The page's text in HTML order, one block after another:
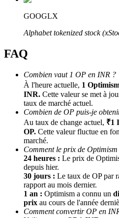
Parrainage
Invitez un ami pour recevoir
BTC Welcome Rewards
GOOGLX
Alphabet tokenized stock
FAQ
Combien vaut 1 OP en INR ?
À l'heure actuelle, 1
INR. Cette valeur se met à
taux de marché actuel.
Combien de OP puis-je
Au taux de change actuel, ₹1
OP. Cette valeur fluctue en
marché.
Comment le prix de
24 heures : Le prix de
depuis hier.
30 jours : Le taux de OP par
rapport au mois dernier.
1 an : Optimism a connu un
prix au cours de l'année
Comment convertir OP en